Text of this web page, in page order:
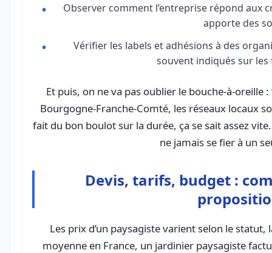
Observer comment l’entreprise répond aux
apporte des
Vérifier les labels et adhésions à des
souvent indiqués sur les
Et puis, on ne va pas oublier le bouche-à-oreille
Bourgogne-Franche-Comté, les réseaux locaux
fait du bon boulot sur la durée, ça se sait assez vite.
ne jamais se fier à un
Devis, tarifs, budget :
Les prix d’un paysagiste varient selon le
moyenne en France, un jardinier paysagiste